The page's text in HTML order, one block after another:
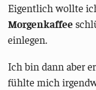
Eigentlich wollte
Morgenkaffee
einlegen.
Ich bin dann aber
fühlte mich